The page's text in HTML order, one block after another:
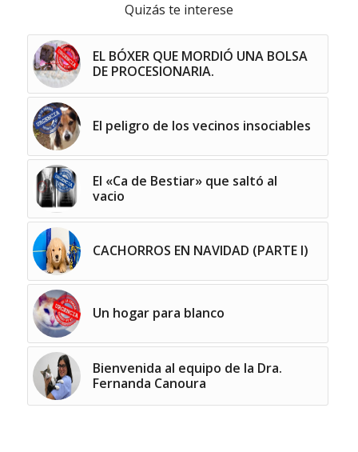
Quizás te interese
EL BÓXER QUE MORDIÓ UNA BOLSA
DE PROCESIONARIA.
El peligro de los vecinos insociables
El «Ca de Bestiar» que saltó al
vacio
CACHORROS EN NAVIDAD (PARTE I)
Un hogar para blanco
Bienvenida al equipo de la Dra.
Fernanda Canoura